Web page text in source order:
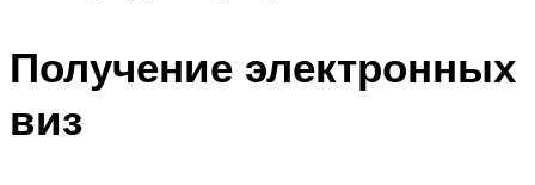
Получение электронных
виз